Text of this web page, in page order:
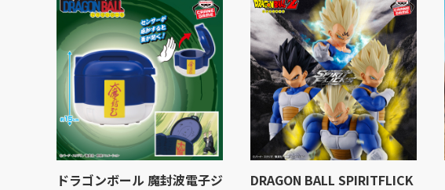
ドラゴンボール 魔封波電子ジ
DRAGON BALL SPIRITFLICK